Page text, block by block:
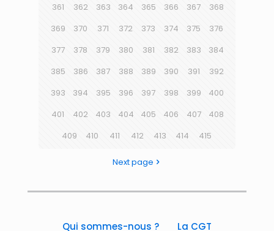
361
362 363 364 365 366 367
368
369
370 371 372 373 374 375
376
377
378 379 380 381 382 383
384
385
386 387 388 389 390 391
392
393
394 395 396 397 398 399
400
401
402 403 404 405 406 407
408
409
410 411 412 413 414 415
Next page
Qui sommes-nous ? La CGT